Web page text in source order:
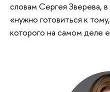
словам Сергея Зверева,
«нужно готовиться к
которого на самом деле